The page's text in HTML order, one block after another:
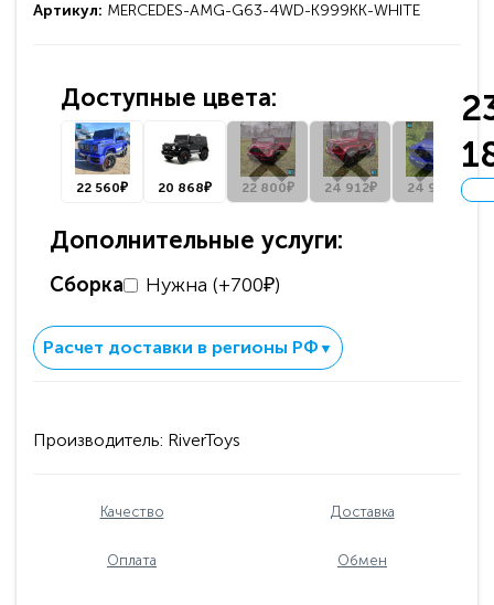
Артикул: MERCEDES-AMG-G63-4WD-K999KK-WHITE
Доступные цвета:
22 560₽ 20 868₽ 22 800₽ 24 912₽ 24 912₽
Дополнительные услуги:
Сборка Нужна (+700₽)
Расчет доставки в регионы РФ ▼
Производитель: RiverToys
Качество Доставка
Оплата Обмен